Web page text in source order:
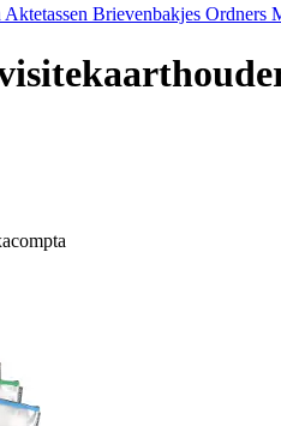
Aktetassen Brievenbakjes Ordners